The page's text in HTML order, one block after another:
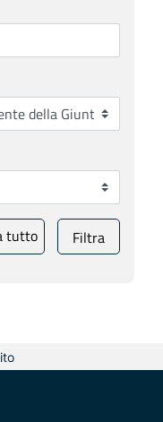
tutto Filtra